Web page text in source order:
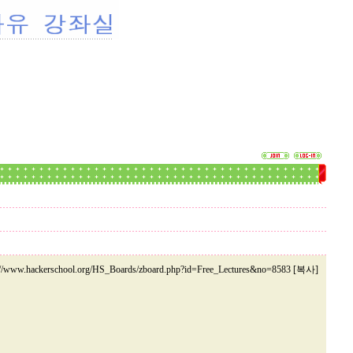
www.hackerschool.org/HS_Boards/zboard.php?id=Free_Lectures&no=8583 [복사]